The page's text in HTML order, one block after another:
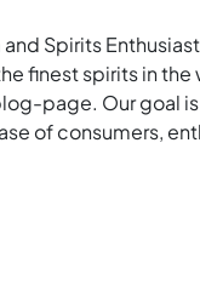
Spirits
finest spirits in the
page. Our goal
of consumers,